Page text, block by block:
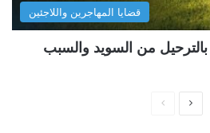
قضايا المهاجرين واللاجئين
من السويد والسبب